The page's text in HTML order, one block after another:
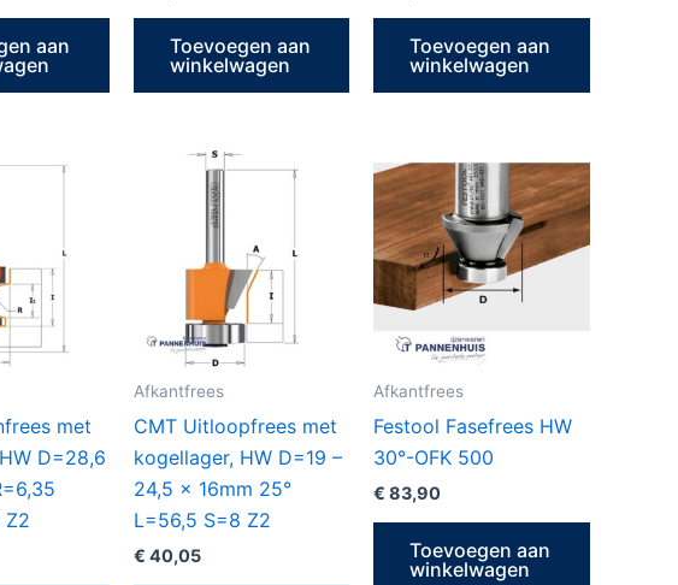
aan
Toevoegen aan
winkelwagen
Toevoegen aan
winkelwagen
met
D=28,6
Z2
Afkantfrees
CMT Uitloopfrees met
kogellager, HW D=19 –
24,5 x 16mm 25°
L=56,5 S=8 Z2
€ 40,05
Afkantfrees
Festool Fasefrees HW
30°-OFK 500
€ 83,90
Toevoegen aan
winkelwagen